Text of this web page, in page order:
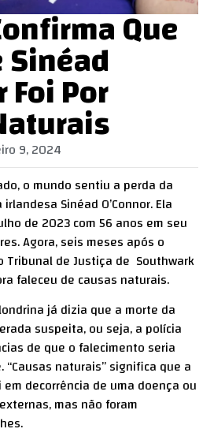
Que
Foi Por
9, 2024
o mundo sentiu a perda da
Sinéad O’Connor. Ela
de 2023 com 56 anos em seu
Agora, seis meses após o
Tribunal de Justiça de Southwark
faleceu de causas naturais.
já dizia que a morte da
suspeita, ou seja, a polícia
de que o falecimento seria
naturais” significa que a
decorrência de uma doença ou
mas não foram